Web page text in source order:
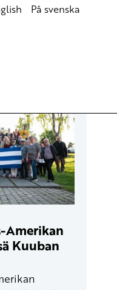
På svenska
Amerikan
Kuuban